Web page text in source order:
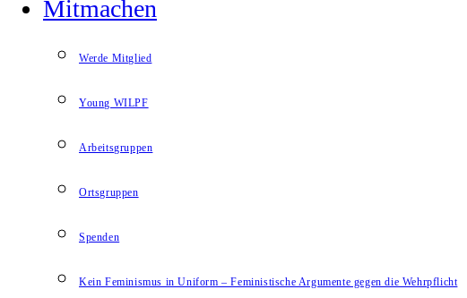
Mitmachen
Werde Mitglied
Young WILPF
Arbeitsgruppen
Ortsgruppen
Spenden
Kein Feminismus in Uniform – Feministische Argumente gegen die Wehrpflicht